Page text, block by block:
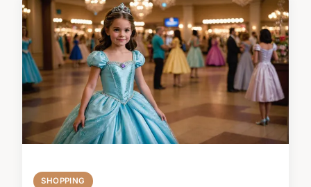
SHOPPING